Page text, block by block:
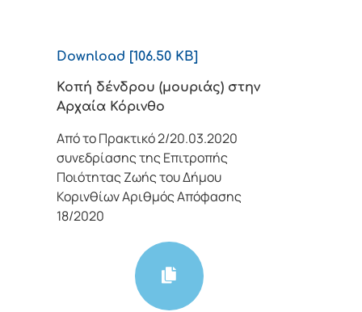
Download [106.50 KB]
Κοπή δένδρου (μουριάς) στην
Αρχαία Κόρινθο
Από το Πρακτικό 2/20.03.2020
συνεδρίασης της Επιτροπής
Ποιότητας Ζωής του Δήμου
Κορινθίων Αριθμός Απόφασης
18/2020